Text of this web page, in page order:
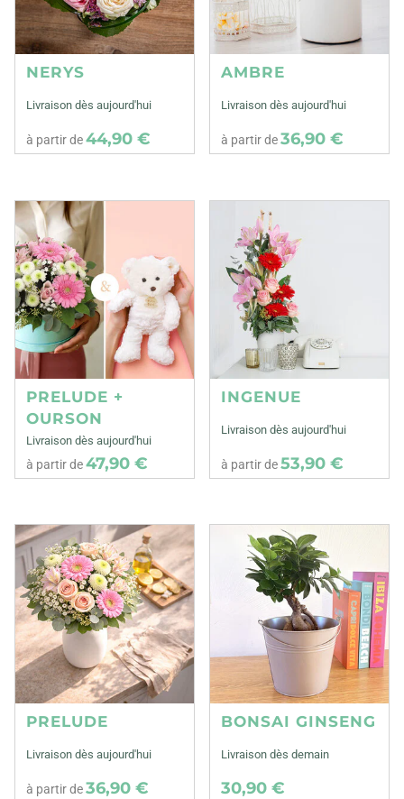
NERYS
Livraison dès aujourd'hui
à partir de44,90 €
AMBRE
Livraison dès aujourd'hui
à partir de36,90 €
PRELUDE +
OURSON
Livraison dès aujourd'hui
à partir de47,90 €
INGENUE
Livraison dès aujourd'hui
à partir de53,90 €
PRELUDE
Livraison dès aujourd'hui
à partir de36,90 €
BONSAI GINSENG
Livraison dès demain
30,90 €